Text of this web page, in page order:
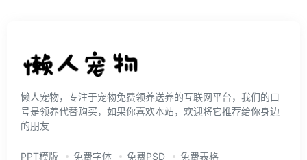
懒人宠物，专注于宠物免费领养送养的互联网平台，我们的口
号是领养代替购买，如果你喜欢本站，欢迎将它推荐给你身边
的朋友
PPT模版 免费字体 免费PSD 免费表格